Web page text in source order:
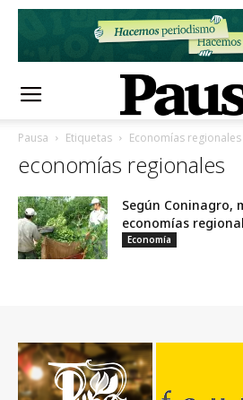
Pausa Etiquetas Economías regionales
economías regionales
Según Coninagro,
economías
Economía